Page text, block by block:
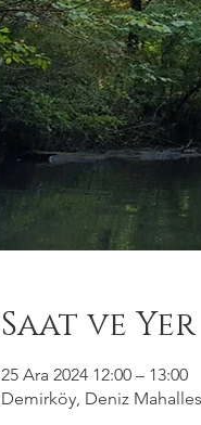
Saat ve Yer
25 Ara 2024 12:00 – 13:00
Demirköy, Deniz